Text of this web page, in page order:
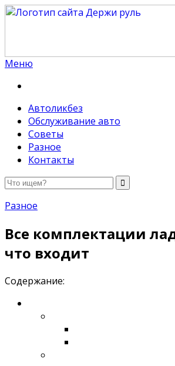
Меню
Автоликбез
Обслуживание авто
Советы
Разное
Контакты
Разное
Все комплектации
что входит
Содержание: